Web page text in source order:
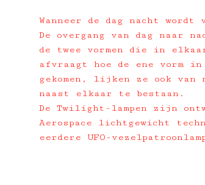
Wanneer de dag nacht
De overgang van dag naar
de twee vormen die in
afvraagt ​​hoe de ene vorm
gekomen, lijken ze ook
naast elkaar te bestaan.
De Twilight-lampen zijn
Aerospace lichtgewicht
eerdere UFO-